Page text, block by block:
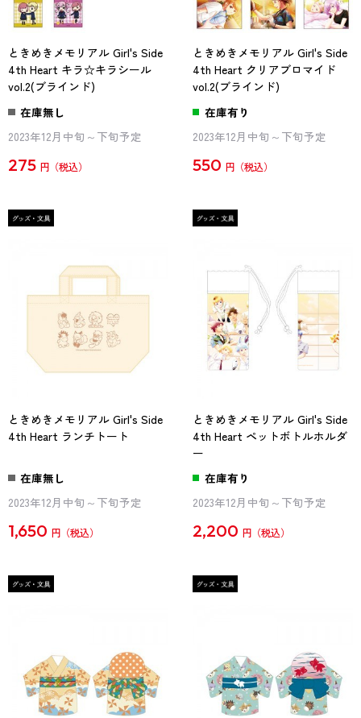
ときめきメモリアル Girl's Side
4th Heart キラ☆キラシール
vol.2(ブラインド)
在庫無し
2023年12月中旬～下旬予定
275 円
ときめきメモリアル Girl's Side
4th Heart クリアブロマイド
vol.2(ブラインド)
在庫有り
2023年12月中旬～下旬予定
550 円
ときめきメモリアル Girl's Side
4th Heart ランチトート
在庫無し
2023年12月中旬～下旬予定
1,650 円
ときめきメモリアル Girl's Side
4th Heart ペットボトルホルダ
ー
在庫有り
2023年12月中旬～下旬予定
2,200 円